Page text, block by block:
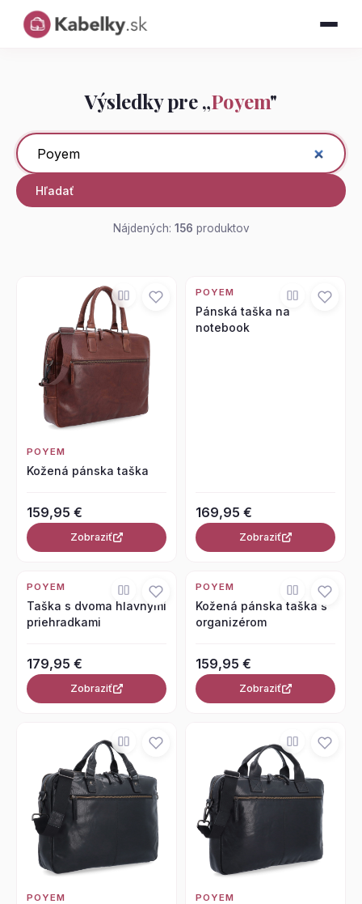
Výsledky pre „Poyem"
Hľadať
Nájdených: 156 produktov
POYEM
Kožená pánska taška
159,95 €
Zobraziť
POYEM
Pánská taška na
notebook
169,95 €
Zobraziť
POYEM
Taška s dvoma hlavnými
priehradkami
179,95 €
Zobraziť
POYEM
Kožená pánska taška s
organizérom
159,95 €
Zobraziť
POYEM POYEM